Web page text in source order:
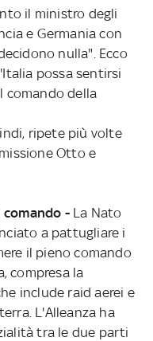
il ministro degli
e Germania con
nulla". Ecco
possa sentirsi
comando della
ripete più volte
Otto e
comando - La Nato
a pattugliare i
il pieno comando
compresa la
include raid aerei e
L'Alleanza ha
tra le due parti